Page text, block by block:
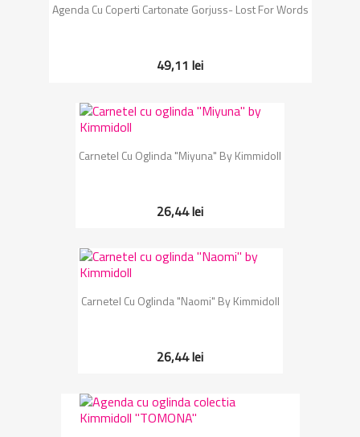
Agenda Cu Coperti Cartonate Gorjuss- Lost For Words
49,11 lei
Carnetel Cu Oglinda "Miyuna" By Kimmidoll
26,44 lei
Carnetel Cu Oglinda "Naomi" By Kimmidoll
26,44 lei